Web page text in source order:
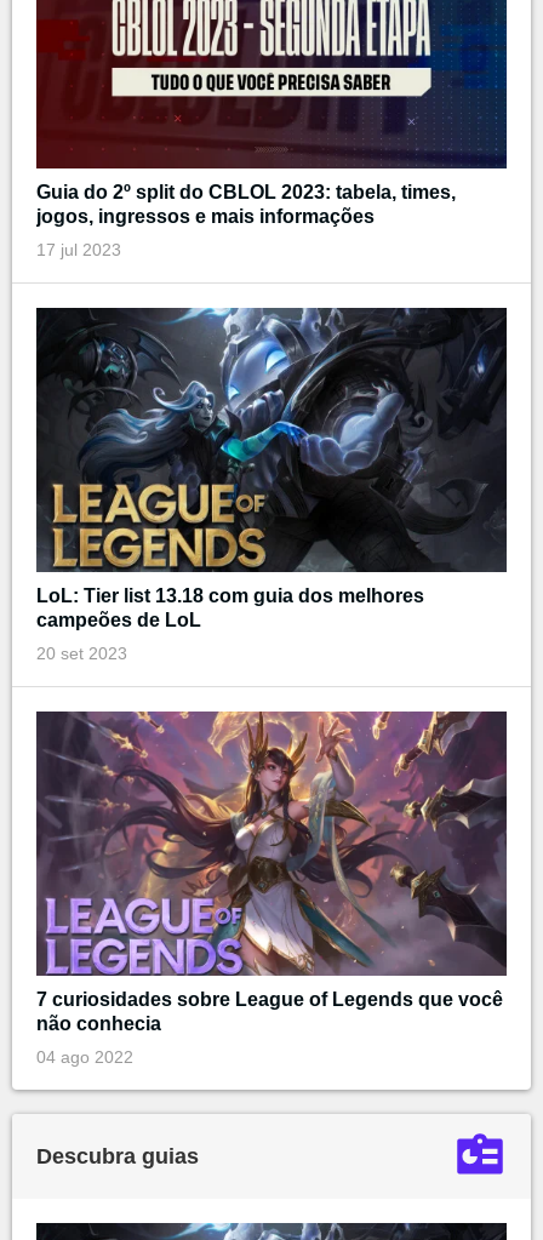
Guia do 2º split do CBLOL 2023: tabela, times,
jogos, ingressos e mais informações
17 jul 2023
LoL: Tier list 13.18 com guia dos melhores
campeões de LoL
20 set 2023
7 curiosidades sobre League of Legends que você
não conhecia
04 ago 2022
Descubra guias